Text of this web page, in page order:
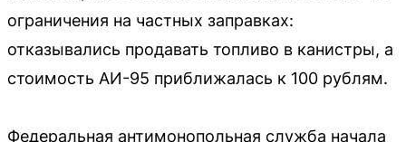
ограничения на частных заправках:
отказывались продавать топливо в канистры, а
стоимость АИ-95 приближалась к 100 рублям.
Федеральная антимонопольная служба начала